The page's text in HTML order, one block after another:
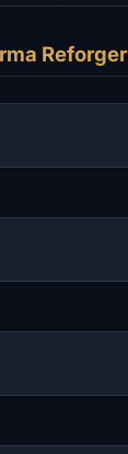
Reforger